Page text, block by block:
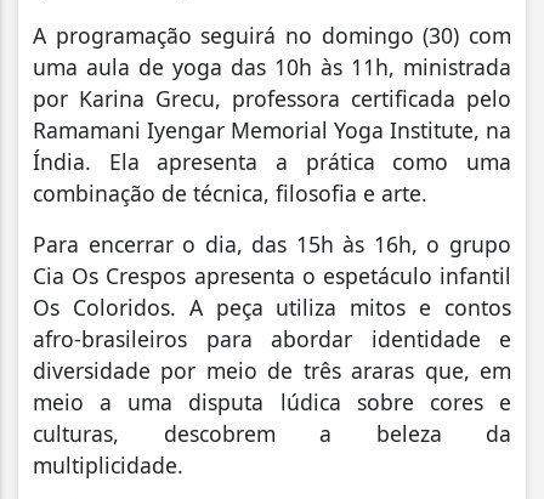
A programação seguirá no domingo (30) com
uma aula de yoga das 10h às 11h, ministrada
por Karina Grecu, professora certificada pelo
Ramamani Iyengar Memorial Yoga Institute, na
Índia. Ela apresenta a prática como uma
combinação de técnica, filosofia e arte.
Para encerrar o dia, das 15h às 16h, o grupo
Cia Os Crespos apresenta o espetáculo infantil
Os Coloridos. A peça utiliza mitos e contos
afro-brasileiros para abordar identidade e
diversidade por meio de três araras que, em
meio a uma disputa lúdica sobre cores e
culturas, descobrem a beleza da
multiplicidade.